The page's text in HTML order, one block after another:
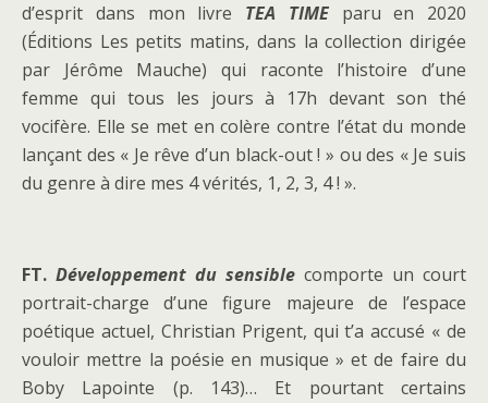
d’esprit dans mon livre TEA TIMEparu en 2020
(Éditions Les petits matins, dans la collection dirigée
par Jérôme Mauche) qui raconte l’histoire d’une
femme qui tous les jours à 17h devant son thé
vocifère. Elle se met en colère contre l’état du monde
lançant des « Je rêve d’un black-out ! » ou des « Je suis
du genre à dire mes 4 vérités, 1, 2, 3, 4 ! ».
FT. Développement du sensible comporte un court
portrait-charge d’une figure majeure de l’espace
poétique actuel, Christian Prigent, qui t’a accusé « de
vouloir mettre la poésie en musique » et de faire du
Boby Lapointe (p. 143)… Et pourtant certains